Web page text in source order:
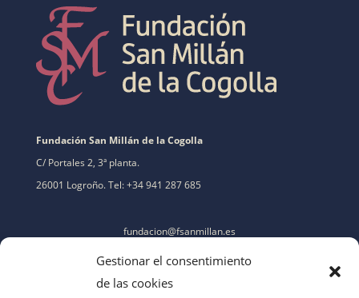
Gestionar el consentimiento
de las cookies
Fundación San Millán de la Cogolla
C/ Portales 2, 3ª planta.
26001 Logroño. Tel: +34 941 287 685
fundacion@fsanmillan.es